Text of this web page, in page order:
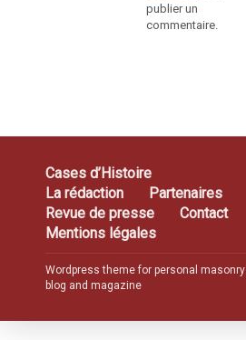
publier un
commentaire.
Cases d’Histoire
La rédaction
Partenaires
Revue de presse
Contact
Mentions légales
Wordpress theme for personal masonry
blog and magazine